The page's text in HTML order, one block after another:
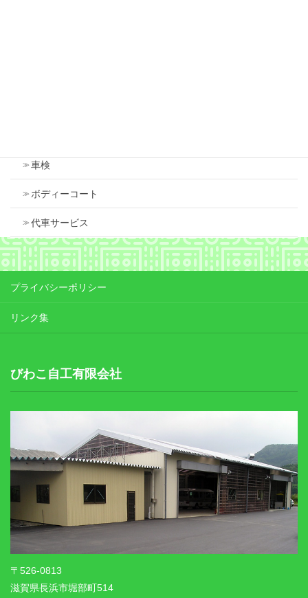
車検
ボディーコート
代車サービス
プライバシーポリシー
リンク集
びわこ自工有限会社
〒526-0813
滋賀県長浜市堀部町514